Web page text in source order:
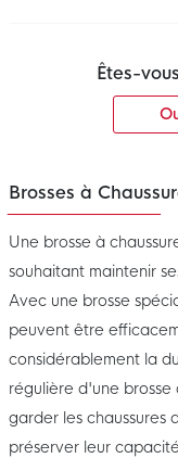
Êtes-
Brosses à
Une brosse à
souhaitant maintenir
Avec une brosse
peuvent être
considérablement la
régulière d'une brosse
garder les chaussures
préserver leur